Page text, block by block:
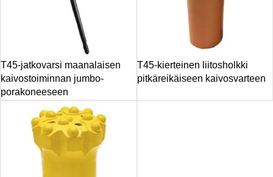
T45-jatkovarsi maanalaisen
kaivostoiminnan jumbo-
porakoneeseen
T45-kierteinen liitosholkki
pitkäreikäiseen kaivosvarteen